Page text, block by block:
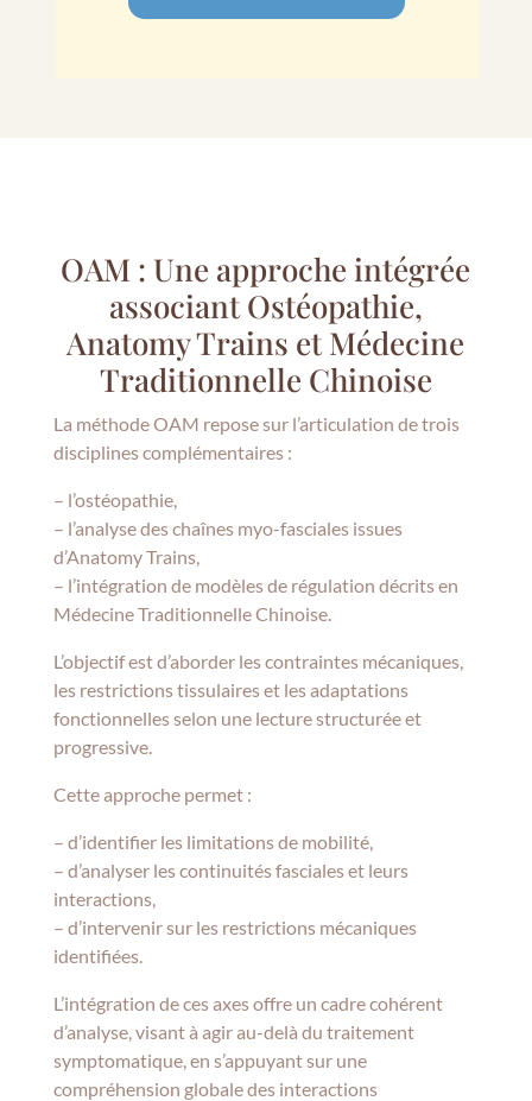
OAM : Une approche intégrée
associant Ostéopathie,
Anatomy Trains et Médecine
Traditionnelle Chinoise
La méthode OAM repose sur l’articulation de trois
disciplines complémentaires :
– l’ostéopathie,
– l’analyse des chaînes myo-fasciales issues
d’Anatomy Trains,
– l’intégration de modèles de régulation décrits en
Médecine Traditionnelle Chinoise.
L’objectif est d’aborder les contraintes mécaniques,
les restrictions tissulaires et les adaptations
fonctionnelles selon une lecture structurée et
progressive.
Cette approche permet :
– d’identifier les limitations de mobilité,
– d’analyser les continuités fasciales et leurs
interactions,
– d’intervenir sur les restrictions mécaniques
identifiées.
L’intégration de ces axes offre un cadre cohérent
d’analyse, visant à agir au-delà du traitement
symptomatique, en s’appuyant sur une
compréhension globale des interactions